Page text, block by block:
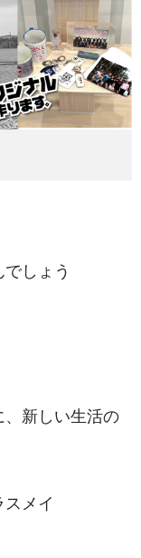
でしょう
、新しい生活の
メイ